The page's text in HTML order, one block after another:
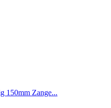
150mm Zange...